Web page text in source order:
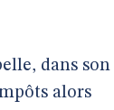
dans son
alors